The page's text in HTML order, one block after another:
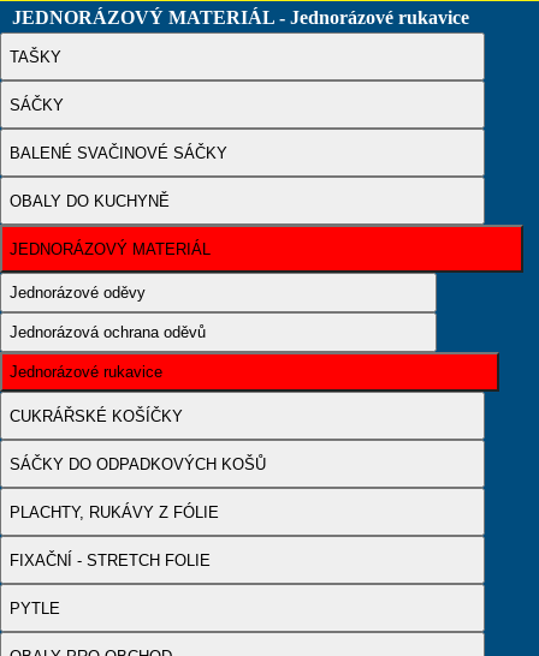
JEDNORÁZOVÝ MATERIÁL - Jednorázové rukavice
TAŠKY
SÁČKY
BALENÉ SVAČINOVÉ SÁČKY
OBALY DO KUCHYNĚ
JEDNORÁZOVÝ MATERIÁL
Jednorázové oděvy
Jednorázová ochrana oděvů
Jednorázové rukavice
CUKRÁŘSKÉ KOŠÍČKY
SÁČKY DO ODPADKOVÝCH KOŠŮ
PLACHTY, RUKÁVY Z FÓLIE
FIXAČNÍ - STRETCH FOLIE
PYTLE